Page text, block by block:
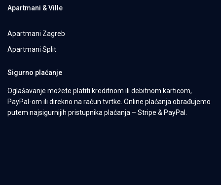
Apartmani & Ville
Apartmani Zagreb
Apartmani Split
Sigurno plaćanje
Oglašavanje možete platiti kreditnom ili debitnom karticom,
PayPal-om ili direkno na račun tvrtke. Online plaćanja obrađujemo
putem najsigurnijih pristupnika plaćanja – Stripe & PayPal.